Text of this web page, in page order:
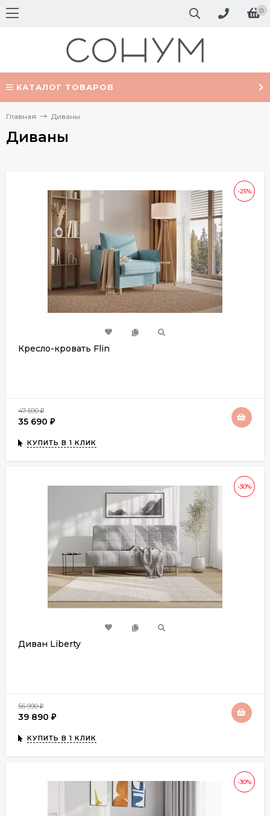
0
КАТАЛОГ ТОВАРОВ
Главная Диваны
Диваны
-25%
Кресло-кровать Flin
47 590₽
35 690 ₽
КУПИТЬ В 1 КЛИК
-30%
Диван Liberty
56 990₽
39 890 ₽
КУПИТЬ В 1 КЛИК
-30%